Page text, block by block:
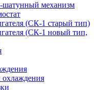
механизм
(СК-1 старый тип)
(СК-1 новый тип,